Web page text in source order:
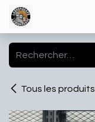
Se rendre au contenu
Tous les produits